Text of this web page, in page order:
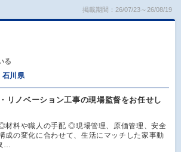
掲載期間：26/07/23～26/08/19
る
石川県
リノベーション工事の現場監督をお任せし
料や職人の手配 ◎現場管理、原価管理、安全
成の変化に合わせて、生活にマッチした家事動
…